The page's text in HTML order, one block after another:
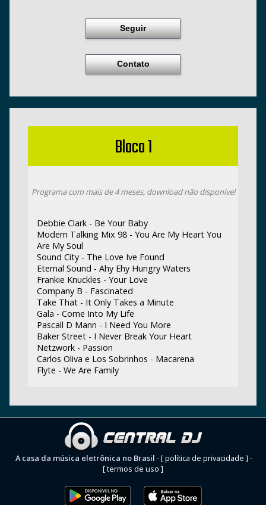
Seguir
Contato
Bloco 1
Programa com mais de 4 meses, download não disponível
Debbie Clark - Be Your Baby
Modern Talking Mix 98 - You Are My Heart You
Are My Soul
Sound City - The Love Ive Found
Eternal Sound - Ahy Ehy Hungry Waters
Frankie Knuckles - Your Love
Company B - Fascinated
Take That - It Only Takes a Minute
Gala - Come Into My Life
Pascall D Mann - I Need You More
Baker Street - I Never Break Your Heart
Netzwork - Passion
Carlos Oliva e Los Sobrinhos - Macarena
Flyte - We Are Family
A casa da música eletrônica no Brasil -[ política de privacidade ] -
[ termos de uso ]